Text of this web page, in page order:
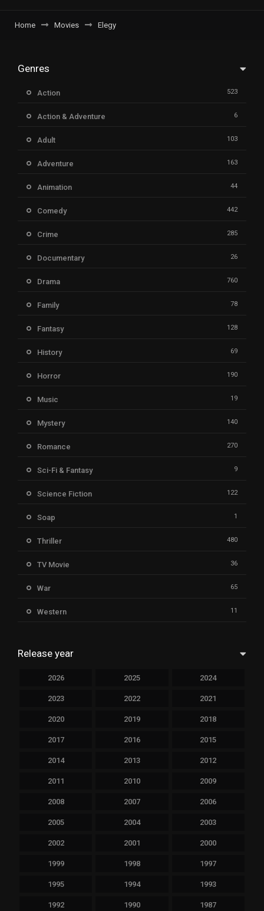
Home Movies Elegy
Genres
Action 523
Action & Adventure 6
Adult 103
Adventure 163
Animation 44
Comedy 442
Crime 285
Documentary 26
Drama 760
Family 78
Fantasy 128
History 69
Horror 190
Music 19
Mystery 140
Romance 270
Sci-Fi & Fantasy 9
Science Fiction 122
Soap 1
Thriller 480
TV Movie 36
War 65
Western 11
Release year
2026 2025 2024
2023 2022 2021
2020 2019 2018
2017 2016 2015
2014 2013 2012
2011 2010 2009
2008 2007 2006
2005 2004 2003
2002 2001 2000
1999 1998 1997
1995 1994 1993
1992 1990 1987